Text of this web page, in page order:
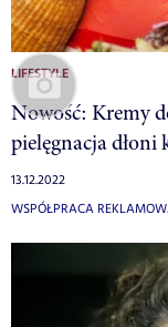
LIFESTYLE
Nowość: Kremy
pielęgnacja dłoni
13.12.2022
WSPÓŁPRACA